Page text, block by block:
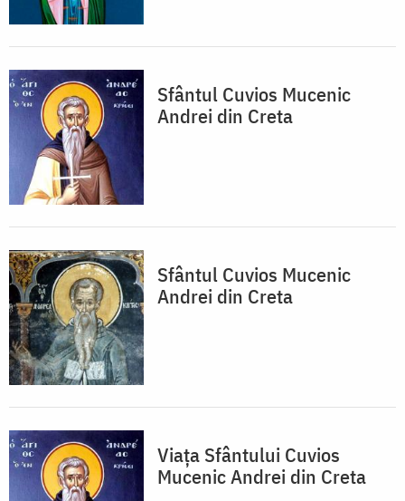
Sfântul Cuvios Mucenic
Andrei din Creta
Sfântul Cuvios Mucenic
Andrei din Creta
Viața Sfântului Cuvios
Mucenic Andrei din Creta